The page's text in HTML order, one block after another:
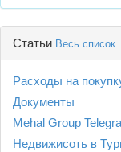
Статьи Весь список
Расходы на
Документы
Mehal Group
Недвижисоть в